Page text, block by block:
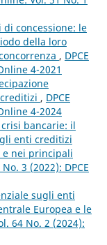
concessione: le
della loro
, DPCE
4-2021
, DPCE
4-2024
bancarie: il
enti creditizi
nei principali
3 (2022): DPCE
sugli enti
Europea e le
64 No. 2 (2024):